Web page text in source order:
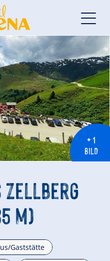
+ 1
BILD
Zellberg
m)
Gaststätte